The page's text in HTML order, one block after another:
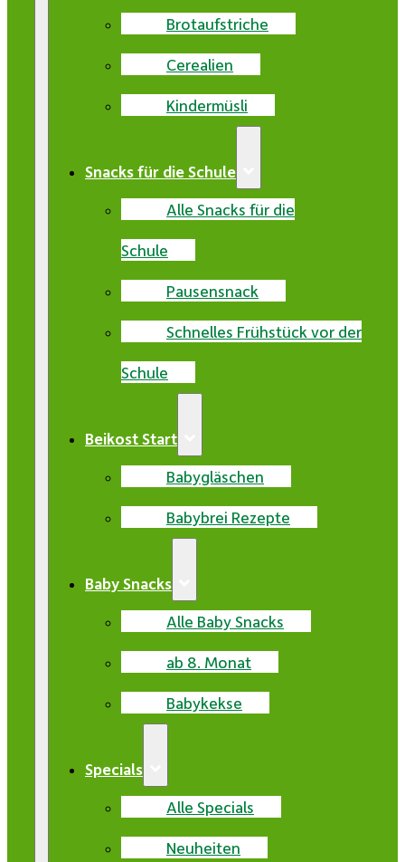
Brotaufstriche
Cerealien
Kindermüsli
Snacks für die Schule
Alle Snacks für die
Schule
Pausensnack
Schnelles Frühstück vor der
Schule
Beikost Start
Babygläschen
Babybrei Rezepte
Baby Snacks
Alle Baby Snacks
ab 8. Monat
Babykekse
Specials
Alle Specials
Neuheiten